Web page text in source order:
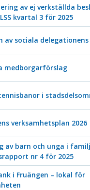
av ej verkställda
kvartal 3 för 2025
av sociala
medborgarförslag
i
verksamhetsplan 2026
av barn och unga i
nr 4 för 2025
i Fruängen – lokal för